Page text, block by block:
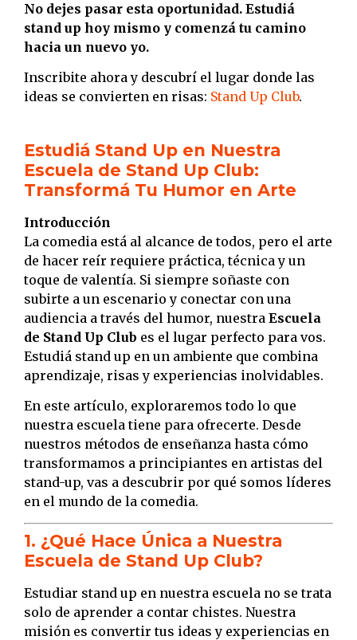
No dejes pasar esta oportunidad. Estudiá
stand up hoy mismo y comenzá tu camino
hacia un nuevo yo.
Inscribite ahora y descubrí el lugar donde las
ideas se convierten en risas: Stand Up Club.
Estudiá Stand Up en Nuestra
Escuela de Stand Up Club:
Transformá Tu Humor en Arte
Introducción
La comedia está al alcance de todos, pero el arte
de hacer reír requiere práctica, técnica y un
toque de valentía. Si siempre soñaste con
subirte a un escenario y conectar con una
audiencia a través del humor, nuestra Escuela
de Stand Up Club es el lugar perfecto para vos.
Estudiá stand up en un ambiente que combina
aprendizaje, risas y experiencias inolvidables.
En este artículo, exploraremos todo lo que
nuestra escuela tiene para ofrecerte. Desde
nuestros métodos de enseñanza hasta cómo
transformamos a principiantes en artistas del
stand-up, vas a descubrir por qué somos líderes
en el mundo de la comedia.
1. ¿Qué Hace Única a Nuestra
Escuela de Stand Up Club?
Estudiar stand up en nuestra escuela no se trata
solo de aprender a contar chistes. Nuestra
misión es convertir tus ideas y experiencias en